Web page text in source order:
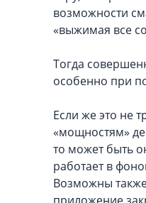
возможности
«выжимая все
Тогда
особенно при
Если же это не
«мощностям»
то может быть
работает в
Возможны